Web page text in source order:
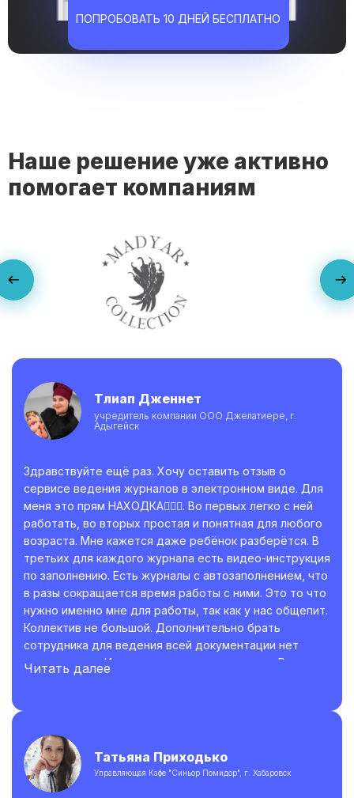
ПОПРОБОВАТЬ 10 ДНЕЙ БЕСПЛАТНО
Наше решение уже активно
помогает компаниям
Тлиап Дженнет
учредитель компании ООО Джелатиере, г.
Адыгейск
Здравствуйте ещё раз. Хочу оставить отзыв о
сервисе ведения журналов в электронном виде. Для
меня это прям НАХОДКА👍🏼😊. Во первых легко с ней
работать, во вторых простая и понятная для любого
возраста. Мне кажется даже ребёнок разберётся. В
третьих для каждого журнала есть видео-инструкция
по заполнению. Есть журналы с автозаполнением, что
в разы сокращается время работы с ними. Это то что
нужно именно мне для работы, так как у нас общепит.
Коллектив не большой. Дополнительно брать
сотрудника для ведения всей документации нет
возможности. И это приходится делать мне. Раньше
сейчас я прям выдохнула. Огромное спасибо во
первых что когда-то наткнулась на страницу Ольги
которая помогла с разработкой программы ХАССП и
обучение по ней и даже после помогает отвечая на
Читать далее
Татьяна Приходько
Управляющая Кафе "Синьор Помидор", г. Хабаровск